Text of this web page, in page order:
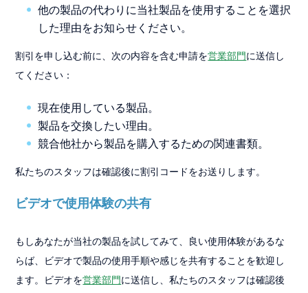
他の製品の代わりに当社製品を使用することを選択
した理由をお知らせください。
割引を申し込む前に、次の内容を含む申請を営業部門に送信し
てください：
現在使用している製品。
製品を交換したい理由。
競合他社から製品を購入するための関連書類。
私たちのスタッフは確認後に割引コードをお送りします。
ビデオで使用体験の共有
もしあなたが当社の製品を試してみて、良い使用体験があるな
らば、ビデオで製品の使用手順や感じを共有することを歓迎し
ます。ビデオを営業部門に送信し、私たちのスタッフは確認後